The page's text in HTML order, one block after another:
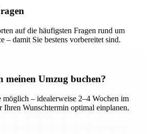
auf die häufigsten Fragen rund um
– damit Sie bestens vorbereitet sind.
meinen Umzug buchen?
– idealerweise 2–4 Wochen im
Ihren Wunschtermin optimal einplanen.